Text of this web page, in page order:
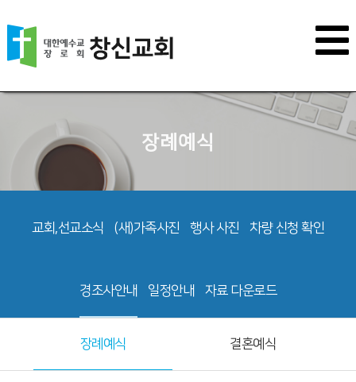
장례예식
교회,선교소식 (새)가족사진 행사 사진 차량 신청 확인
경조사안내 일정안내 자료 다운로드
장례예식 결혼예식